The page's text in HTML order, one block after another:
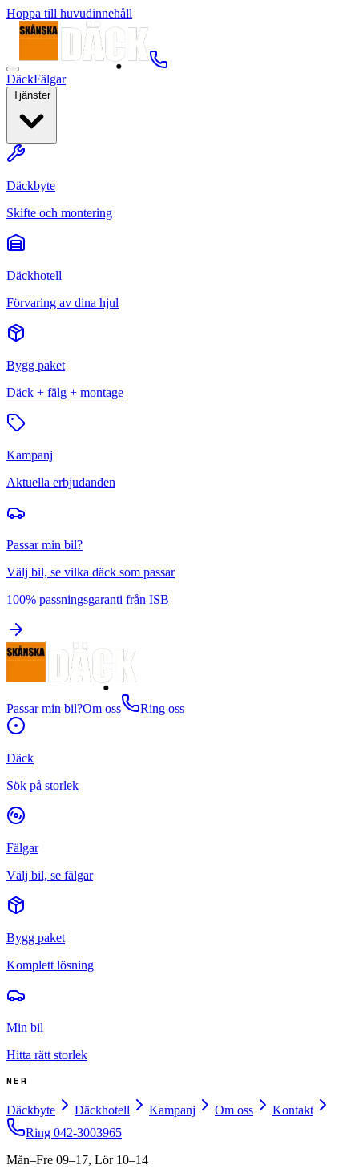
Hoppa till huvudinnehåll
DäckFälgar
Tjänster
Däckbyte
Skifte och montering
Däckhotell
Förvaring av dina hjul
Bygg paket
Däck + fälg + montage
Kampanj
Aktuella erbjudanden
Passar min bil?
Välj bil, se vilka däck som passar
100% passningsgaranti från ISB
Passar min bil?Om oss Ring oss
Däck
Sök på storlek
Fälgar
Välj bil, se fälgar
Bygg paket
Komplett lösning
Min bil
Hitta rätt storlek
MER
Däckbyte Däckhotell Kampanj Om oss
Kontakt
Ring 042-3003965
Mån–Fre 09–17, Lör 10–14